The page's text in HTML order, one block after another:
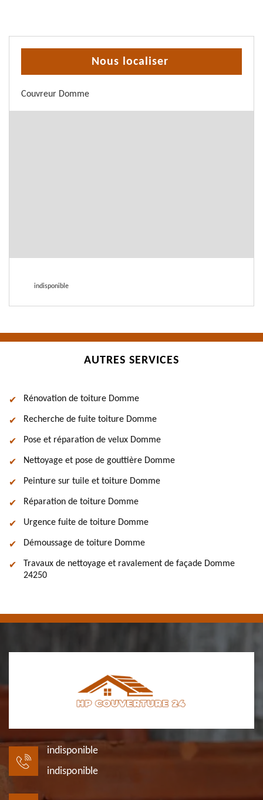
Nous localiser
Couvreur Domme
indisponible
AUTRES SERVICES
Rénovation de toiture Domme
Recherche de fuite toiture Domme
Pose et réparation de velux Domme
Nettoyage et pose de gouttière Domme
Peinture sur tuile et toiture Domme
Réparation de toiture Domme
Urgence fuite de toiture Domme
Démoussage de toiture Domme
Travaux de nettoyage et ravalement de façade Domme
24250
indisponible
indisponible